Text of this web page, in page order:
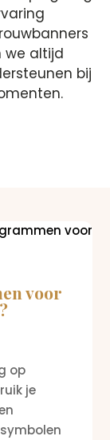
we altijd
bij
voor
op
je